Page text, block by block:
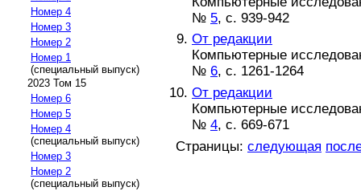
Номер 4
Номер 3
Номер 2
Номер 1
(специальный выпуск)
2023 Том 15
Номер 6
Номер 5
Номер 4
(специальный выпуск)
Номер 3
Номер 2
(специальный выпуск)
№ 5, с. 939-942
От редакции
Компьютерные
№ 6, с. 1261-1264
От редакции
Компьютерные
№ 4, с. 669-671
Страницы: следующая